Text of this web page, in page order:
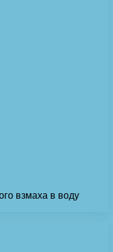
взмаха в воду